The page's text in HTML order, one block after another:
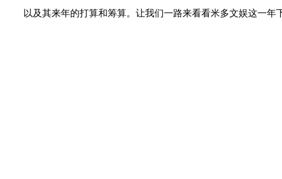
以及其来年的打算和筹算。让我们一路来看看米多文娱这一年